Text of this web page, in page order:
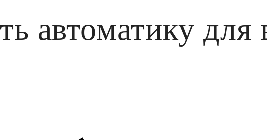
автоматику для